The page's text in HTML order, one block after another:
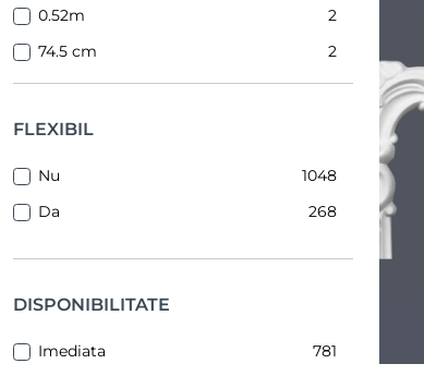
0.52m
2
74.5 cm
2
69.5 cm
2
61.5 cm
75 cm
FLEXIBIL
Nu
1048
Da
268
DISPONIBILITATE
Imediata
781